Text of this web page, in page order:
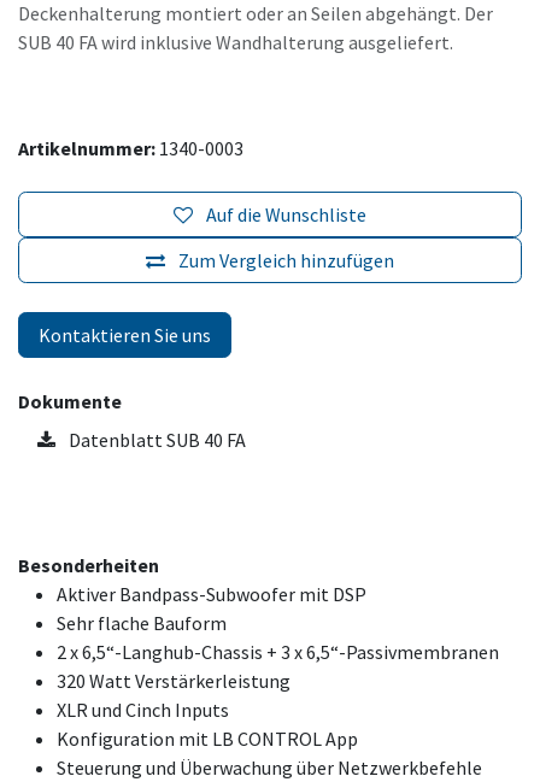
Deckenhalterung montiert oder an Seilen abgehängt. Der
SUB 40 FA wird inklusive Wandhalterung ausgeliefert.
Artikelnummer: 1340-0003
Zum Vergleich hinzufügen
Auf die Wunschliste
Kontaktieren Sie uns
Dokumente
Datenblatt SUB 40 FA
Besonderheiten
Aktiver Bandpass-Subwoofer mit DSP
Sehr flache Bauform
2 x 6,5“-Langhub-Chassis + 3 x 6,5“-Passivmembranen
320 Watt Verstärkerleistung
XLR und Cinch Inputs
Konfiguration mit LB CONTROL App
Steuerung und Überwachung über Netzwerkbefehle